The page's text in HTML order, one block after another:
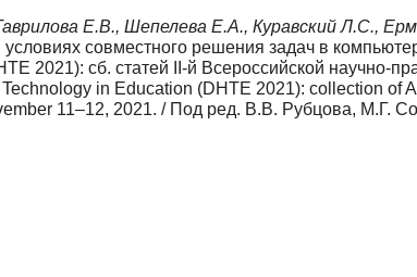
Е.В., Шепелева Е.А., Куравский Л.С.,
совместного решения задач в
2021): сб. статей II-й Всероссийской
in Education (DHTE 2021): сollection
11–12, 2021. / Под ред. В.В. Рубцова,